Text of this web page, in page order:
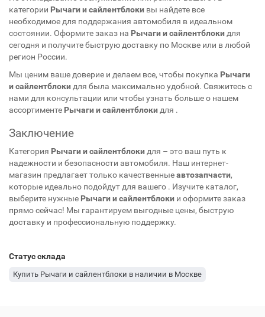
категории Рычаги и сайлентблоки вы найдете все
необходимое для поддержания автомобиля в идеальном
состоянии. Оформите заказ на Рычаги и сайлентблоки для
сегодня и получите быструю доставку по Москве или в любой
регион России.
Мы ценим ваше доверие и делаем все, чтобы покупка Рычаги
и сайлентблоки для была максимально удобной. Свяжитесь с
нами для консультации или чтобы узнать больше о нашем
ассортименте Рычаги и сайлентблоки для .
Заключение
Категория Рычаги и сайлентблоки для – это ваш путь к
надежности и безопасности автомобиля. Наш интернет-
магазин предлагает только качественныеавтозапчасти,
которые идеально подойдут для вашего . Изучите каталог,
выберите нужные Рычаги и сайлентблоки и оформите заказ
прямо сейчас! Мы гарантируем выгодные цены, быструю
доставку и профессиональную поддержку.
Статус склада
Купить Рычаги и сайлентблоки в наличии в Москве